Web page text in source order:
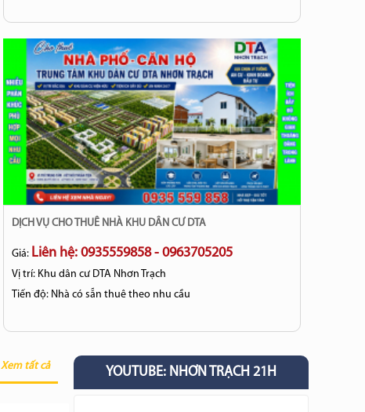
DỊCH VỤ CHO THUÊ NHÀ KHU DÂN CƯ DTA
Giá: Liên hệ: 0935559858 - 0963705205
Vị trí: Khu dân cư DTA Nhơn Trạch
Tiến độ: Nhà có sẵn thuê theo nhu cầu
Xem tất cả YOUTUBE: NHƠN TRẠCH 21H